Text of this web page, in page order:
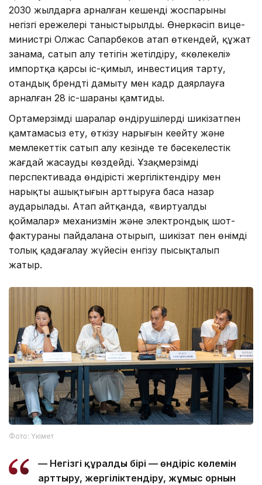
2030 жылдарға арналған кешенді жоспарының
негізгі ережелері таныстырылды. Өнеркәсіп вице-
министрі Олжас Сапарбеков атап өткендей, құжат
заңнама, сатып алу тетігін жетілдіру, «көлеңкелі»
импортқа қарсы іс-қимыл, инвестиция тарту,
отандық брендті дамыту мен кадр даярлауға
арналған 28 іс-шараны қамтиды.
Ортамерзімді шаралар өндірушілерді шикізатпен
қамтамасыз ету, өткізу нарығын кеңейту және
мемлекеттік сатып алу кезінде тең бәсекелестік
жағдай жасауды көздейді. Ұзақмерзімді
перспективада өндірісті жергіліктендіру мен
нарықтың ашықтығын арттыруға баса назар
аударылады. Атап айтқанда, «виртуалды
қоймалар» механизмін және электрондық шот-
фактураны пайдалана отырып, шикізат пен өнімді
толық қадағалау жүйесін енгізу пысықталып
жатыр.
Фото: Үкімет
— Негізгі құралдың бірі — өндіріс көлемін
арттыру, жергіліктендіру, жұмыс орнын